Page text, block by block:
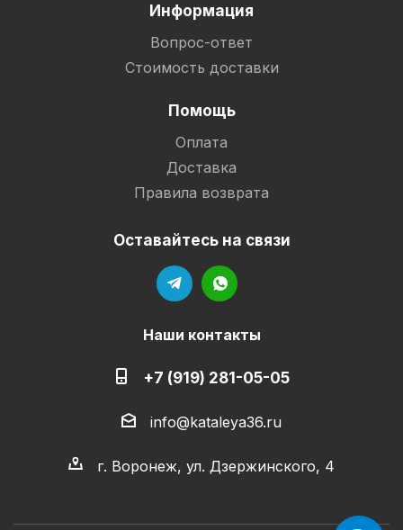
Информация
Вопрос-ответ
Стоимость доставки
Помощь
Оплата
Доставка
Правила возврата
Оставайтесь на связи
Наши контакты
+7 (919) 281-05-05
info@kataleya36.ru
г. Воронеж, ул. Дзержинского, 4